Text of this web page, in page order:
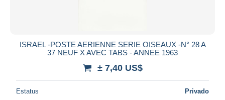
ISRAEL -POSTE AERIENNE SERIE OISEAUX -N° 28 A
37 NEUF X AVEC TABS - ANNEE 1963
± 7,40 US$
Estatus Privado